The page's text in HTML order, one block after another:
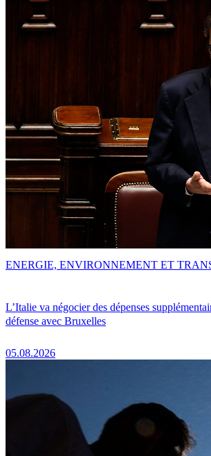
L’Italie va négocier des dépenses
défense avec Bruxelles
05.08.2026
ENERGIE, ENVIRONNEMENT ET